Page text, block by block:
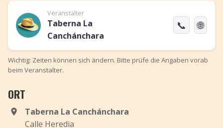
Veranstalter
Taberna La
Canchánchara
📞 🌐
Wichtig: Zeiten können sich ändern. Bitte prüfe die Angaben vorab
beim Veranstalter.
ORT
Taberna La Canchánchara
Calle Heredia